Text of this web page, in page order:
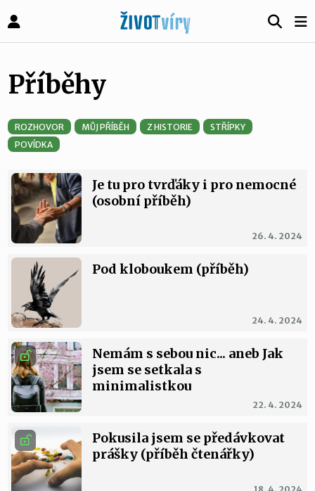
Příběhy
ROZHOVOR MŮJ PŘÍBĚH Z HISTORIE
STŘÍPKY
POVÍDKA
26. 4. 2024
Je tu pro tvrďáky i pro nemocné
(osobní příběh)
24. 4. 2024
Pod kloboukem (příběh)
22. 4. 2024
Nemám s sebou nic... aneb Jak
jsem se setkala s
minimalistkou
Pokusila jsem se předávkovat
prášky (příběh čtenářky)